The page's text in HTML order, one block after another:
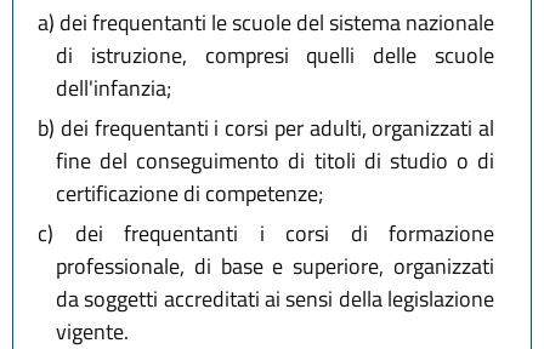
a) dei frequentanti le scuole del sistema nazionale
di istruzione, compresi quelli delle scuole
dell'infanzia;
b) dei frequentanti i corsi per adulti, organizzati al
fine del conseguimento di titoli di studio o di
certificazione di competenze;
c) dei frequentanti i corsi di formazione
professionale, di base e superiore, organizzati
da soggetti accreditati ai sensi della legislazione
vigente.